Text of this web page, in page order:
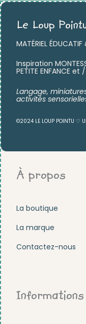
Le Loup
MATÉRIEL
Inspiration
PETITE ENFANCE et
Langage,
activités
©2024 LE LOUP POINTU ♡
À propos
La boutique
La marque
Contactez-nous
Informations